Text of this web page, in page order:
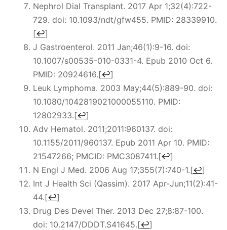
Nephrol Dial Transplant. 2017 Apr 1;32(4):722-
729. doi: 10.1093/ndt/gfw455. PMID: 28339910.
[↩]
J Gastroenterol. 2011 Jan;46(1):9-16. doi:
10.1007/s00535-010-0331-4. Epub 2010 Oct 6.
PMID: 20924616.[↩]
Leuk Lymphoma. 2003 May;44(5):889-90. doi:
10.1080/1042819021000055110. PMID:
12802933.[↩]
Adv Hematol. 2011;2011:960137. doi:
10.1155/2011/960137. Epub 2011 Apr 10. PMID:
21547266; PMCID: PMC3087411.[↩]
N Engl J Med. 2006 Aug 17;355(7):740-1.[↩]
Int J Health Sci (Qassim). 2017 Apr-Jun;11(2):41-
44.[↩]
Drug Des Devel Ther. 2013 Dec 27;8:87-100.
doi: 10.2147/DDDT.S41645.[↩]